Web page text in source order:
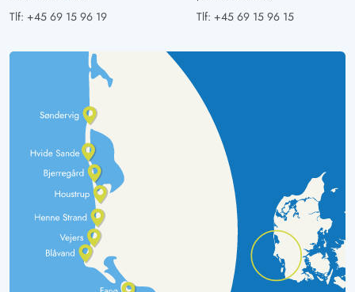
Tlf: +45 69 15 96 19
Tlf: +45 69 15 96 15